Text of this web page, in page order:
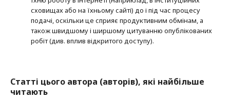
сховищах або на їхньому сайті) до і під час процесу
подачі, оскільки це сприяє продуктивним обмінам, а
також швидшому і ширшому цитуванню опубліко­ва­них
робіт (див. вплив відкритого доступу).
Статті цього автора (авторів), які найбільше
читають